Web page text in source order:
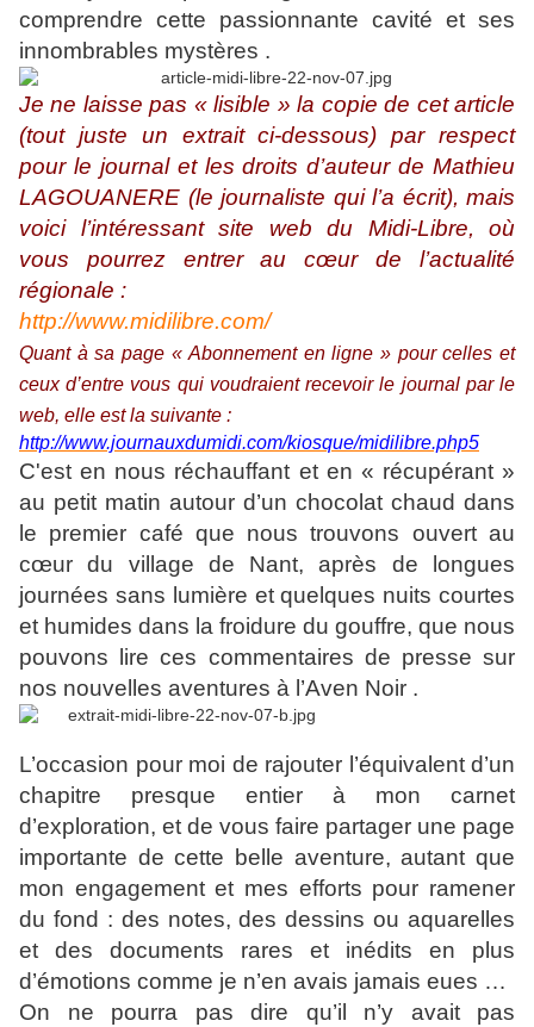
comprendre cette passionnante cavité et ses
innombrables mystères .
Je ne laisse pas « lisible » la copie de cet article
(tout juste un extrait ci-dessous) par respect
pour le journal et les droits d’auteur de Mathieu
LAGOUANERE (le journaliste qui l’a écrit), mais
voici l’intéressant site web du Midi-Libre, où
vous pourrez entrer au cœur de l’actualité
régionale :
http://www.midilibre.com/
Quant à sa page « Abonnement en ligne » pour celles et
ceux d’entre vous qui voudraient recevoir le journal par le
web, elle est la suivante :
http://www.journauxdumidi.com/kiosque/midilibre.php5
C'est en nous réchauffant et en « récupérant »
au petit matin autour d’un chocolat chaud dans
le premier café que nous trouvons ouvert au
cœur du village de Nant, après de longues
journées sans lumière et quelques nuits courtes
et humides dans la froidure du gouffre, que nous
pouvons lire ces commentaires de presse sur
nos nouvelles aventures à l’Aven Noir .
L’occasion pour moi de rajouter l’équivalent d’un
chapitre presque entier à mon carnet
d’exploration, et de vous faire partager une page
importante de cette belle aventure, autant que
mon engagement et mes efforts pour ramener
du fond : des notes, des dessins ou aquarelles
et des documents rares et inédits en plus
d’émotions comme je n’en avais jamais eues …
On ne pourra pas dire qu’il n’y avait pas